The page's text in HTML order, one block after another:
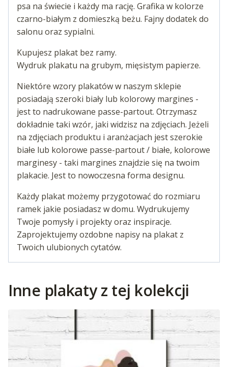
psa na świecie i każdy ma rację. Grafika w kolorze
czarno-białym z domieszką beżu. Fajny dodatek do
salonu oraz sypialni.
Kupujesz plakat bez ramy.
Wydruk plakatu na grubym, mięsistym papierze.
Niektóre wzory plakatów w naszym sklepie
posiadają szeroki biały lub kolorowy margines -
jest to nadrukowane passe-partout. Otrzymasz
dokładnie taki wzór, jaki widzisz na zdjęciach. Jeżeli
na zdjęciach produktu i aranżacjach jest szerokie
białe lub kolorowe passe-partout / białe, kolorowe
marginesy - taki margines znajdzie się na twoim
plakacie. Jest to nowoczesna forma designu.
Każdy plakat możemy przygotować do rozmiaru
ramek jakie posiadasz w domu. Wydrukujemy
Twoje pomysły i projekty oraz inspiracje.
Zaprojektujemy ozdobne napisy na plakat z
Twoich ulubionych cytatów.
Inne plakaty z tej kolekcji